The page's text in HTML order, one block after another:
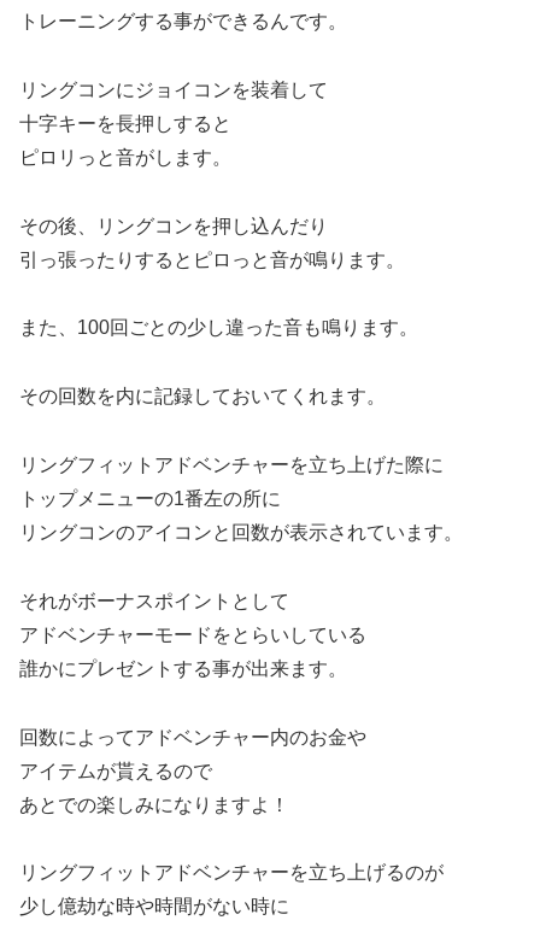
トレーニングする事ができるんです。
リングコンにジョイコンを装着して
十字キーを長押しすると
ピロリっと音がします。
その後、リングコンを押し込んだり
引っ張ったりするとピロっと音が鳴ります。
また、100回ごとの少し違った音も鳴ります。
その回数を内に記録しておいてくれます。
リングフィットアドベンチャーを立ち上げた際に
トップメニューの1番左の所に
リングコンのアイコンと回数が表示されています。
それがボーナスポイントとして
アドベンチャーモードをとらいしている
誰かにプレゼントする事が出来ます。
回数によってアドベンチャー内のお金や
アイテムが貰えるので
あとでの楽しみになりますよ！
リングフィットアドベンチャーを立ち上げるのが
少し億劫な時や時間がない時に